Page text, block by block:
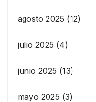
agosto 2025 (12)
julio 2025 (4)
junio 2025 (13)
mayo 2025 (3)